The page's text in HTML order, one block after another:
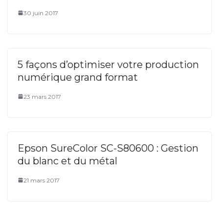
30 juin 2017
5 façons d’optimiser votre production
numérique grand format
23 mars 2017
Epson SureColor SC-S80600 : Gestion
du blanc et du métal
21 mars 2017